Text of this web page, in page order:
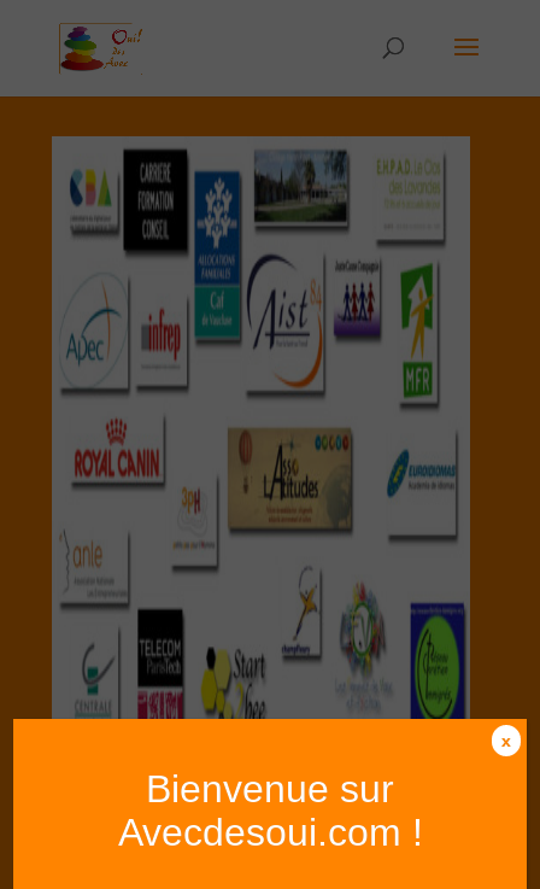
Merci pour votre confiance….
Bienvenue sur
Avecdesoui.com !
x